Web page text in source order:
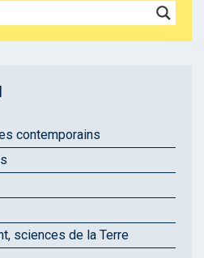
contemporains
sciences de la Terre